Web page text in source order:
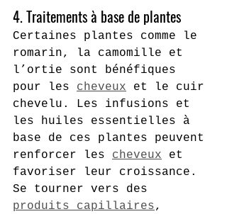
4. Traitements à base de plantes
Certaines plantes comme le
romarin, la camomille et
l’ortie sont bénéfiques
pour les cheveux et le cuir
chevelu. Les infusions et
les huiles essentielles à
base de ces plantes peuvent
renforcer les cheveux et
favoriser leur croissance.
Se tourner vers des
produits capillaires,